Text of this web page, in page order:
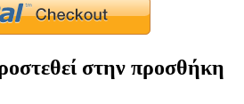
στην προσθήκη